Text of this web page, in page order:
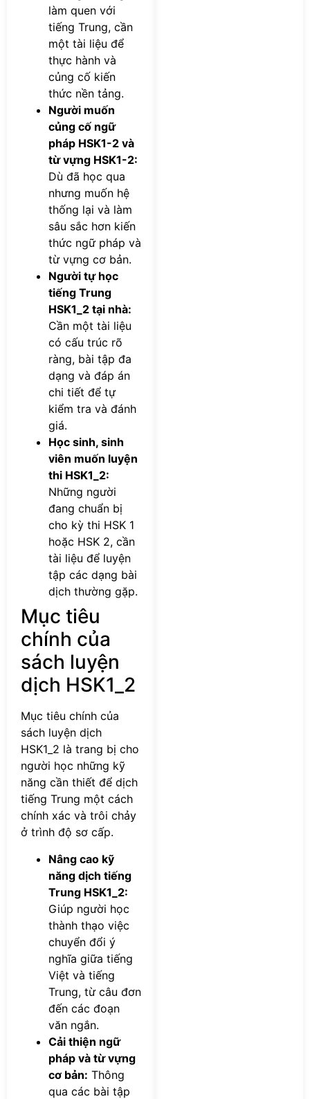
làm quen với
tiếng Trung, cần
một tài liệu để
thực hành và
củng cố kiến
thức nền tảng.
Người muốn
củng cố ngữ
pháp HSK1-2 và
từ vựng HSK1-2:
Dù đã học qua
nhưng muốn hệ
thống lại và làm
sâu sắc hơn kiến
thức ngữ pháp và
từ vựng cơ bản.
Người tự học
tiếng Trung
HSK1_2 tại nhà:
Cần một tài liệu
có cấu trúc rõ
ràng, bài tập đa
dạng và đáp án
chi tiết để tự
kiểm tra và đánh
giá.
Học sinh, sinh
viên muốn luyện
thi HSK1_2:
Những người
đang chuẩn bị
cho kỳ thi HSK 1
hoặc HSK 2, cần
tài liệu để luyện
tập các dạng bài
dịch thường gặp.
Mục tiêu
chính của
sách luyện
dịch HSK1_2
Mục tiêu chính của
sách luyện dịch
HSK1_2 là trang bị cho
người học những kỹ
năng cần thiết để dịch
tiếng Trung một cách
chính xác và trôi chảy
ở trình độ sơ cấp.
Nâng cao kỹ
năng dịch tiếng
Trung HSK1_2:
Giúp người học
thành thạo việc
chuyển đổi ý
nghĩa giữa tiếng
Việt và tiếng
Trung, từ câu đơn
đến các đoạn
văn ngắn.
Cải thiện ngữ
pháp và từ vựng
cơ bản: Thông
qua các bài tập